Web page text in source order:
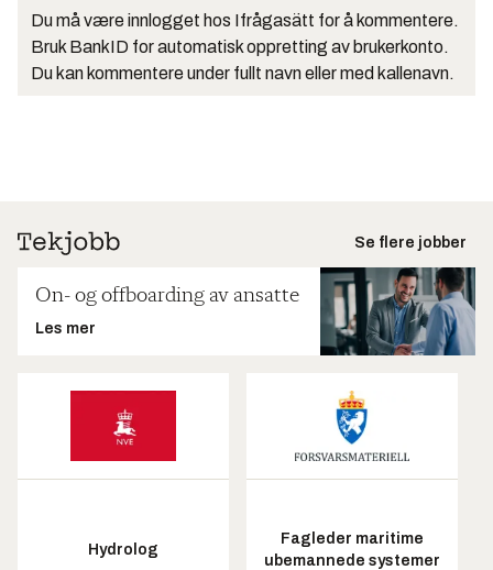
Du må være innlogget hos Ifrågasätt for å kommentere.
Bruk BankID for automatisk oppretting av brukerkonto.
Du kan kommentere under fullt navn eller med kallenavn.
Se flere jobber
On- og offboarding av ansatte
Les mer
Hydrolog
Fagleder maritime
ubemannede systemer